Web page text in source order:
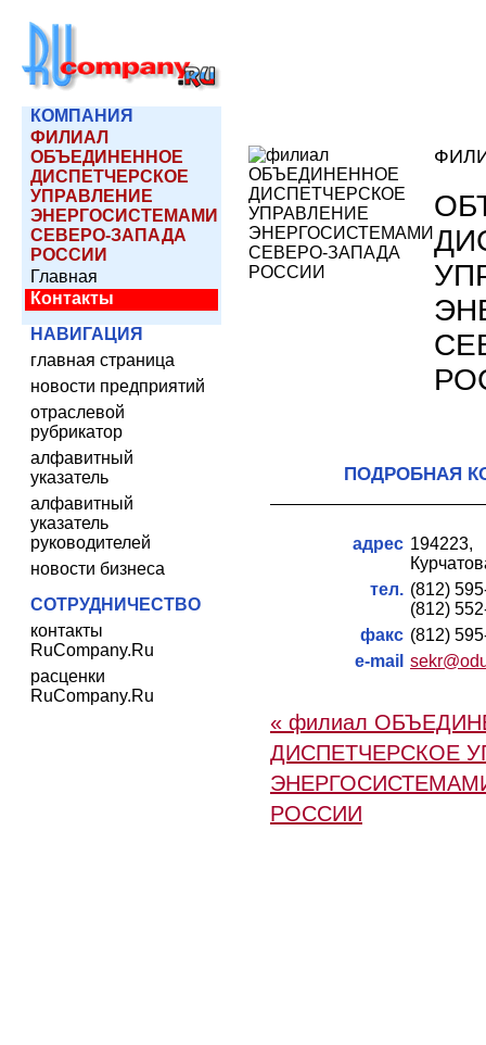
КОМПАНИЯ
ФИЛИАЛ
ОБЪЕДИНЕННОЕ
ДИСПЕТЧЕРСКОЕ
УПРАВЛЕНИЕ
ЭНЕРГОСИСТЕМАМИ
СЕВЕРО-ЗАПАДА
РОССИИ
Главная
Контакты
НАВИГАЦИЯ
главная страница
новости предприятий
отраслевой
рубрикатор
алфавитный
указатель
алфавитный
указатель
руководителей
новости бизнеса
СОТРУДНИЧЕСТВО
контакты
RuCompany.Ru
расценки
RuCompany.Ru
ПОДРОБНАЯ
адрес
тел. (812)
(812)
факс (812)
e-mail
« филиал
ДИСПЕТЧЕРСКОЕ
РОССИИ